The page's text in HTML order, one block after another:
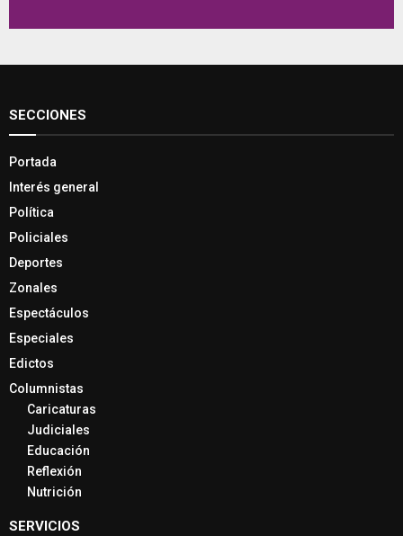
SECCIONES
Portada
Interés general
Política
Policiales
Deportes
Zonales
Espectáculos
Especiales
Edictos
Columnistas
Caricaturas
Judiciales
Educación
Reflexión
Nutrición
SERVICIOS